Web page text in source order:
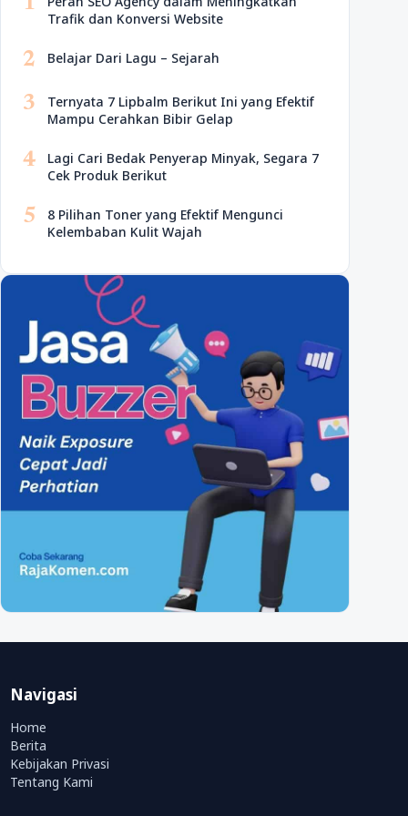
Trafik dan Konversi Website
2 Belajar Dari Lagu – Sejarah
3
Ternyata 7 Lipbalm Berikut Ini yang Efektif
Mampu Cerahkan Bibir Gelap
4
Lagi Cari Bedak Penyerap Minyak, Segara 7
Cek Produk Berikut
5
8 Pilihan Toner yang Efektif Mengunci
Kelembaban Kulit Wajah
Navigasi
Home
Berita
Kebijakan Privasi
Tentang Kami